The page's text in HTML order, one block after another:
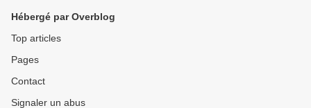
Hébergé par Overblog
Top articles
Pages
Contact
Signaler un abus